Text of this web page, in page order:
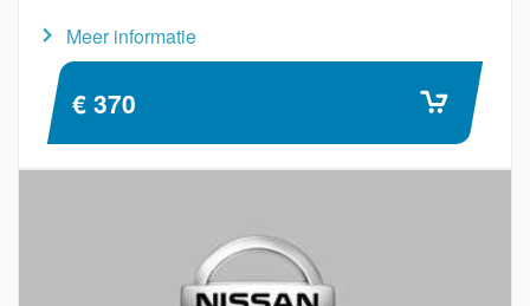
Meer informatie
€ 370